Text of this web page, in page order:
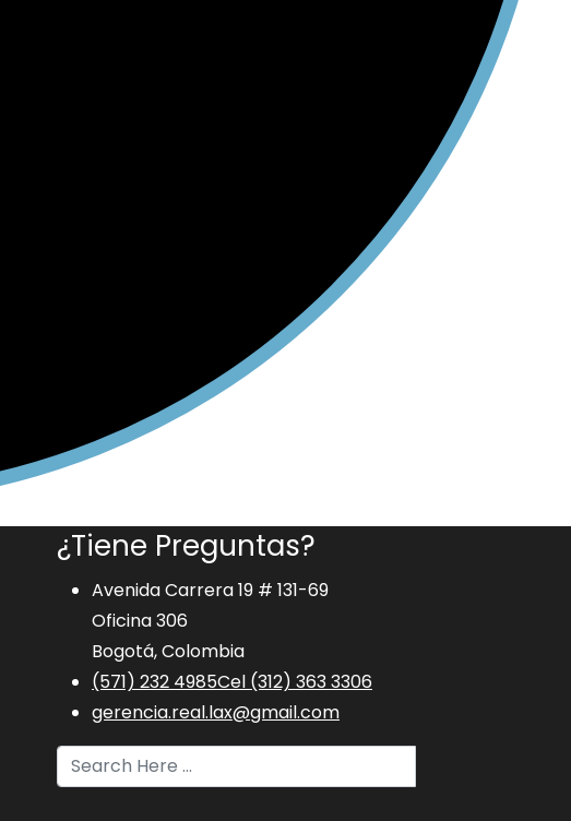
¿Tiene Preguntas?
Avenida Carrera 19 # 131-69
Oficina 306
Bogotá, Colombia
(571) 232 4985Cel (312) 363 3306
gerencia.real.lax@gmail.com